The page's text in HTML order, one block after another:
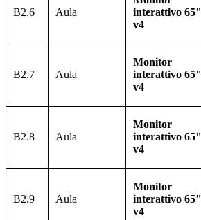
B2.6 Aula
interattivo 65"
v4
B2.7 Aula
Monitor
interattivo 65"
v4
B2.8 Aula
Monitor
interattivo 65"
v4
B2.9 Aula
Monitor
interattivo 65"
v4